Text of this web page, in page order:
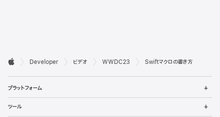
デ
ベ
ロ
ッ

Developer ビデオ WWDC23 Swiftマクロの書き方
プラットフォーム
ュ
ツール